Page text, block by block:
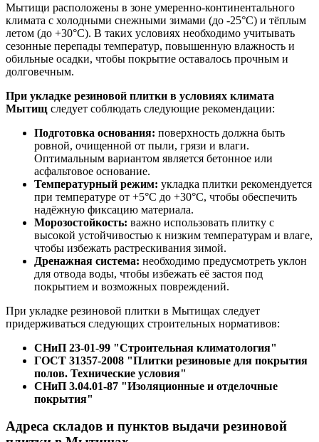
Мытищи расположены в зоне умеренно-континентального
климата с холодными снежными зимами (до -25°C) и тёплым
летом (до +30°C). В таких условиях необходимо учитывать
сезонные перепады температур, повышенную влажность и
обильные осадки, чтобы покрытие оставалось прочным и
долговечным.
При укладке резиновой плитки в условиях климата
Мытищ следует соблюдать следующие рекомендации:
Подготовка основания: поверхность должна быть
ровной, очищенной от пыли, грязи и влаги.
Оптимальным вариантом является бетонное или
асфальтовое основание.
Температурный режим: укладка плитки рекомендуется
при температуре от +5°C до +30°C, чтобы обеспечить
надёжную фиксацию материала.
Морозостойкость: важно использовать плитку с
высокой устойчивостью к низким температурам и влаге,
чтобы избежать растрескивания зимой.
Дренажная система: необходимо предусмотреть уклон
для отвода воды, чтобы избежать её застоя под
покрытием и возможных повреждений.
При укладке резиновой плитки в Мытищах следует
придерживаться следующих строительных нормативов:
СНиП 23-01-99 "Строительная климатология"
ГОСТ 31357-2008 "Плитки резиновые для покрытия
полов. Технические условия"
СНиП 3.04.01-87 "Изоляционные и отделочные
покрытия"
Адреса складов и пунктов выдачи резиновой